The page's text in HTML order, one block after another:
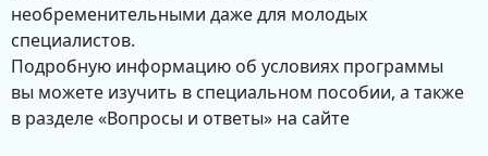
необременительными даже для молодых
специалистов.
Подробную информацию об условиях программы
вы можете изучить в специальном пособии, а также
в разделе «Вопросы и ответы» на сайте